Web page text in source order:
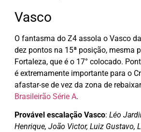
Vasco
O fantasma do Z4 assola o Vasco
dez pontos na 15ª posição, mesma
Fortaleza, que é o 17° colocado.
é extremamente importante para o
afastar-se de vez da zona de
Brasileirão Série A.
Provável escalação Vasco: Léo
Henrique, João Victor, Luiz Gustavo,